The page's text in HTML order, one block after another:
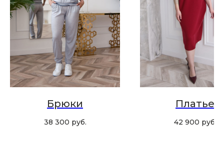
Брюки
38 300 руб.
Платье
42 900 руб.
Хотите быть в курсе всех новинок
и акций, подпишитесь на email рассылку
Ваш e-mail